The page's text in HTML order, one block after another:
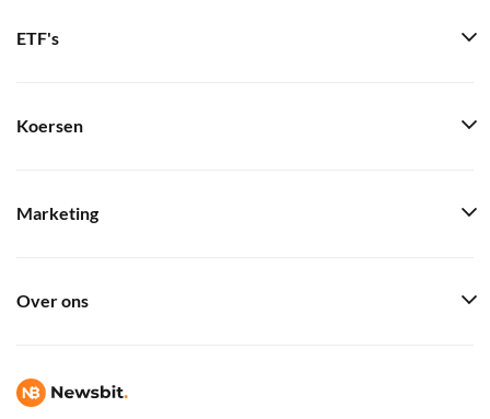
ETF's
Koersen
Marketing
Over ons